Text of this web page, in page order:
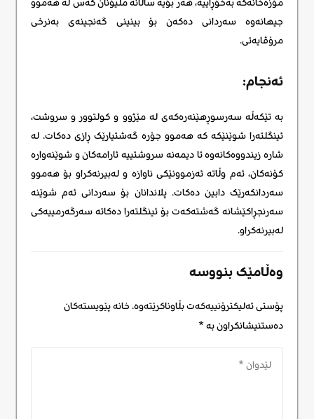
جیهانەوە سەردانی دەکەن بۆ بینینی گەنجینەی بەنرخی
مرۆڤایەتی.
ئەنجام:
بە تێکەڵە سەرسوڕهێنەرەکەی لە مێژوو و کولتوور و سروشت،
ئینگلتەرا شوێنێکە کە هەموو جۆرە گەشتیارێک ڕازی دەکات. لە
شارە زیندووەکانەوە تا دیمەنە سروشتییە ئارامەکان و شوێنەوارە
کۆنەکان، ئەم وڵاتە ئەزموونێکی ناوازە و لەبیرنەکراو بۆ هەموو
سەردانکەرێک دابین دەکات. پلاندانان بۆ سەردانی ئەم شوێنە
سەرنجڕاکێشانە گەشتەکەت بۆ ئینگلتەرا دەکاتە سەرگەرمییەکی
لەبیرنەکراو.
وەڵامێک بنووسە
پۆستی ئەلیکترۆنییەکەت بڵاوناکرێتەوە.خانە پێویستەکان
دەستنیشانکراون بە*